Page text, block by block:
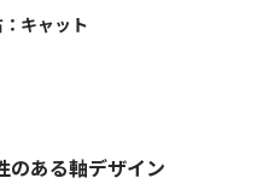
キャット
ある軸デザイン